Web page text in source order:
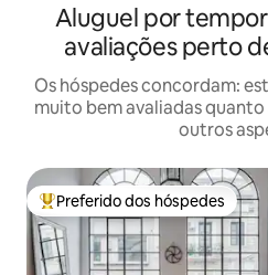
Aluguel por
avaliações perto
Os hóspedes concordam:
muito bem avaliadas
outros
Entre os melhores preferidos
Preferido dos hóspedes